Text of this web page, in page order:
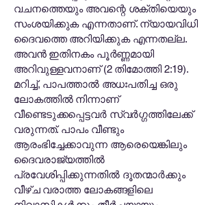
വചനത്തെയും അവന്റെ ശക്തിയെയും
സംശയിക്കുക എന്നതാണ്. ന്യായവിധി
ദൈവത്തെ അറിയിക്കുക എന്നതല്ല.
അവൻ ഇതിനകം പൂർണ്ണമായി
അറിവുള്ളവനാണ് (2 തിമോത്തി 2:19).
മറിച്ച്, പാപത്താൽ അധഃപതിച്ച ഒരു
ലോകത്തിൽ നിന്നാണ്
വീണ്ടെടുക്കപ്പെട്ടവർ സ്വർഗ്ഗത്തിലേക്ക്
വരുന്നത്. പാപം വീണ്ടും
ആരംഭിച്ചേക്കാവുന്ന ആരെയെങ്കിലും
ദൈവരാജ്യത്തിൽ
പ്രവേശിപ്പിക്കുന്നതിൽ ദൂതന്മാർക്കും
വീഴ്ച വരാത്ത ലോകങ്ങളിലെ